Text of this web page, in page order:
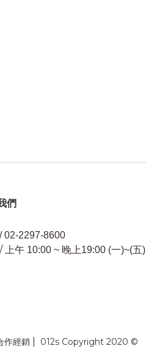
們
/ 02-2297-8600
上午 10:00 ~ 晚上19:00 (一)~(五)
作經銷| 012s Copyright 2020 ©